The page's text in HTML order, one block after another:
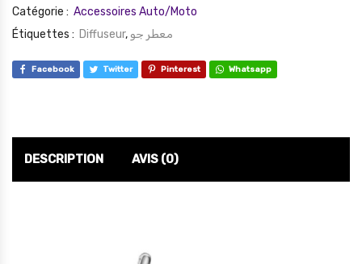
Catégorie : Accessoires Auto/Moto
Étiquettes : Diffuseur, معطر جو
Facebook Twitter Pinterest Whatsapp
DESCRIPTION AVIS (0)